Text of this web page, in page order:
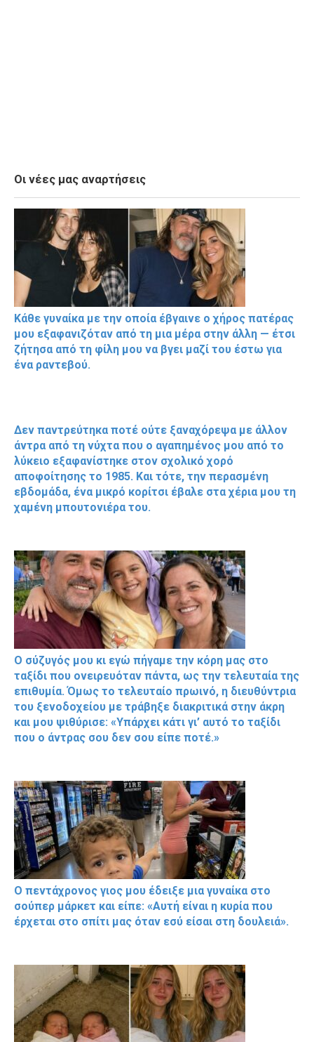
Οι νέες μας αναρτήσεις
Κάθε γυναίκα με την οποία έβγαινε ο χήρος πατέρας
μου εξαφανιζόταν από τη μια μέρα στην άλλη — έτσι
ζήτησα από τη φίλη μου να βγει μαζί του έστω για
ένα ραντεβού.
Δεν παντρεύτηκα ποτέ ούτε ξαναχόρεψα με άλλον
άντρα από τη νύχτα που ο αγαπημένος μου από το
λύκειο εξαφανίστηκε στον σχολικό χορό
αποφοίτησης το 1985. Και τότε, την περασμένη
εβδομάδα, ένα μικρό κορίτσι έβαλε στα χέρια μου τη
χαμένη μπουτονιέρα του.
Ο σύζυγός μου κι εγώ πήγαμε την κόρη μας στο
ταξίδι που ονειρευόταν πάντα, ως την τελευταία της
επιθυμία. Όμως το τελευταίο πρωινό, η διευθύντρια
του ξενοδοχείου με τράβηξε διακριτικά στην άκρη
και μου ψιθύρισε: «Υπάρχει κάτι γι’ αυτό το ταξίδι
που ο άντρας σου δεν σου είπε ποτέ.»
Ο πεντάχρονος γιος μου έδειξε μια γυναίκα στο
σούπερ μάρκετ και είπε: «Αυτή είναι η κυρία που
έρχεται στο σπίτι μας όταν εσύ είσαι στη δουλειά».